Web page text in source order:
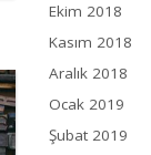
Ekim 2018
Kasım 2018
Aralık 2018
Ocak 2019
Şubat 2019